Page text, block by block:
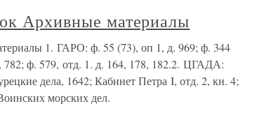
Архивные материалы
1. ГАРО: ф. 55 (73), оп 1, д. 969; ф. 344
782; ф. 579, отд. 1. д. 164, 178, 182.2. ЦГАДА:
дела, 1642; Кабинет Петра I, отд. 2, кн. 4;
морских дел.